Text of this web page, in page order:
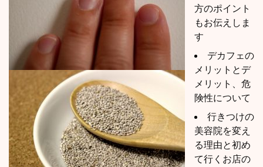
方のポイント
もお伝えしま
す
デカフェの
メリットとデ
メリット、危
険性について
行きつけの
美容院を変え
る理由と初め
て行くお店の